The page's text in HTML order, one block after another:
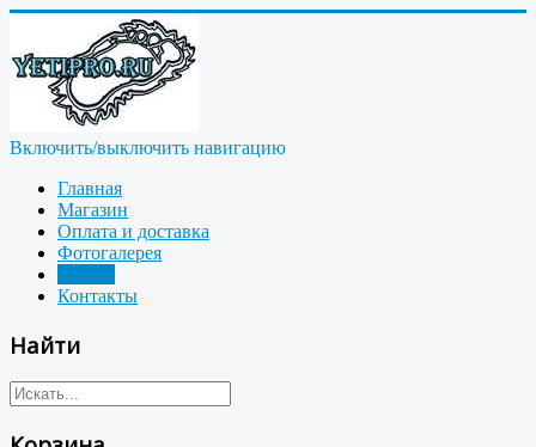
Включить/выключить навигацию
Главная
Магазин
Оплата и доставка
Фотогалерея
Контакты
Найти